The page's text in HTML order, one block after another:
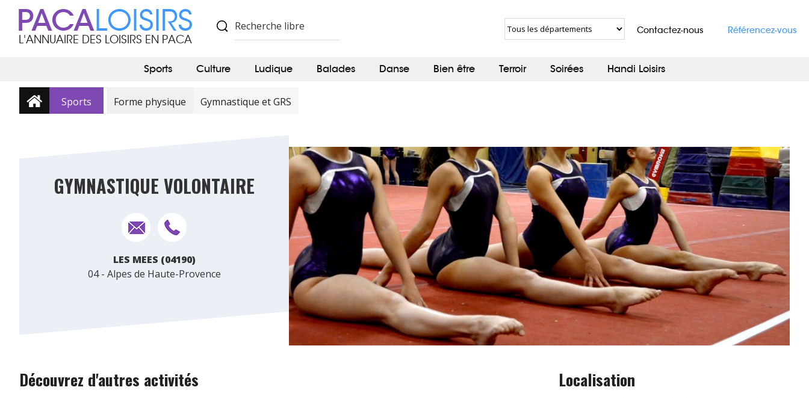
PACALOISIRS
L'ANNUAIRE DES LOISIRS EN PACA
Contactez-nous Référencez-vous
Sports Culture Ludique Balades Danse Bien être Terroir Soirées Handi Loisirs
Sports Forme physique Gymnastique et GRS
GYMNASTIQUE VOLONTAIRE
LES MEES (04190)
04 - Alpes de Haute-Provence
Découvrez d'autres activités Localisation